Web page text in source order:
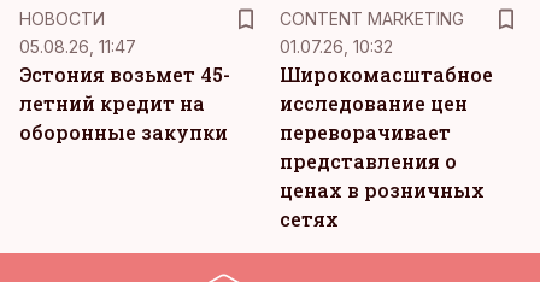
НОВОСТИ
05.08.26, 11:47
Эстония возьмет 45-
летний кредит на
оборонные закупки
CONTENT MARKETING
01.07.26, 10:32
Широкомасштабное
исследование цен
переворачивает
представления о
ценах в розничных
сетях